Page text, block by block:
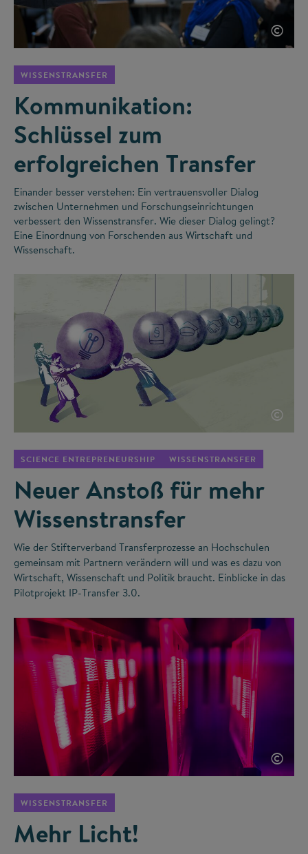
©
WISSENSTRANSFER
Kommunikation:
Schlüssel zum
erfolgreichen Transfer
Einander besser verstehen: Ein vertrauensvoller Dialog
zwischen Unternehmen und Forschungseinrichtungen
verbessert den Wissenstransfer. Wie dieser Dialog gelingt?
Eine Einordnung von Forschenden aus Wirtschaft und
Wissenschaft.
©
SCIENCE ENTREPRENEURSHIP WISSENSTRANSFER
Neuer Anstoß für mehr
Wissenstransfer
Wie der Stifterverband Transferprozesse an Hochschulen
gemeinsam mit Partnern verändern will und was es dazu von
Wirtschaft, Wissenschaft und Politik braucht. Einblicke in das
Pilotprojekt IP-Transfer 3.0.
©
WISSENSTRANSFER
Mehr Licht!